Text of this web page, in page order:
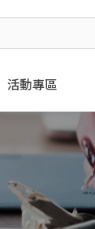
活動專區